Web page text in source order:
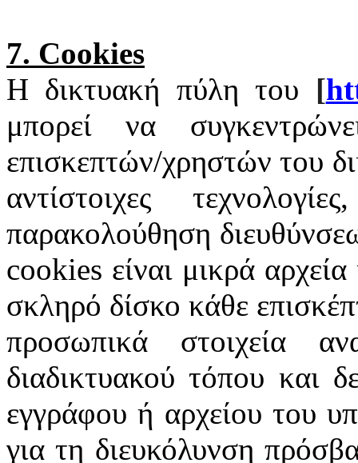
7. Cookies
Η δικτυακή πύλη του [
μπορεί να
επισκεπτών/χρηστών του
αντίστοιχες
παρακολούθηση
cookies είναι μικρά
σκληρό δίσκο κάθε
προσωπικά στοιχεία
διαδικτυακού τόπου και
εγγράφου ή αρχείου του
για τη διευκόλυνση